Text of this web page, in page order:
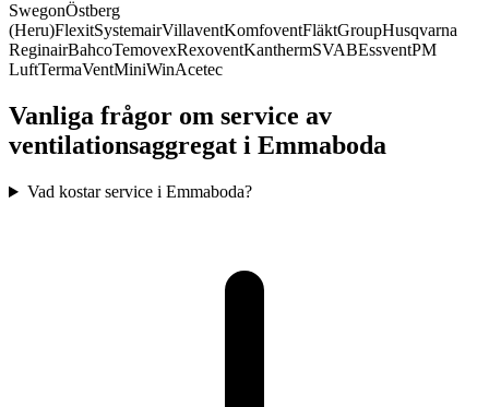
SwegonÖstberg
(Heru)FlexitSystemairVillaventKomfoventFläktGroupHusqvarna
ReginairBahcoTemovexRexoventKanthermSVABEssventPM
LuftTermaVentMiniWinAcetec
Vanliga frågor om service av
ventilationsaggregat i Emmaboda
Vad kostar service i Emmaboda?